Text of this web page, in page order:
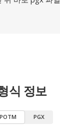
식 정보
POTM PGX